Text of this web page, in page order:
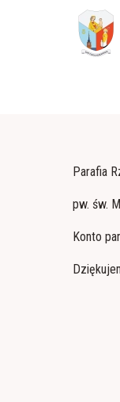
Parafia
pw. św.
Konto